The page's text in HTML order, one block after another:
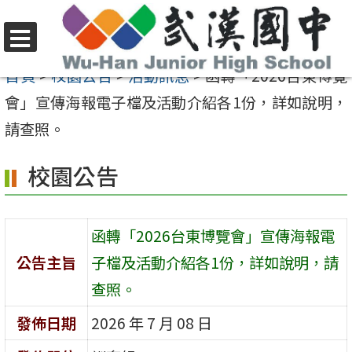
至
要
內
區
選
單
首頁>校園公告>活動訊息>函轉「2026台東博覽
會」宣傳海報電子檔及活動介紹各1份，詳如說明，
請查照。
校園公告
公告主旨
函轉「2026台東博覽會」宣傳海報電
子檔及活動介紹各1份，詳如說明，請
查照。
發佈日期
2026 年 7 月 08 日